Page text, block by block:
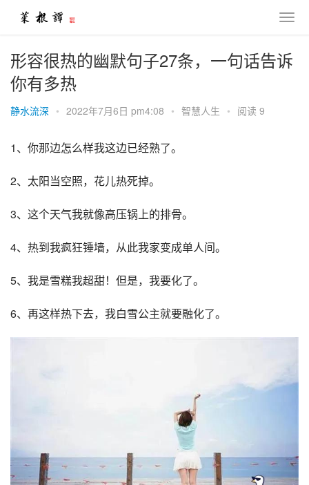
形容很热的幽默句子27条，一句话告诉
你有多热
静水流深 • 2022年7月6日 pm4:08 • 智慧人生 • 阅读 9
1、你那边怎么样我这边已经熟了。
2、太阳当空照，花儿热死掉。
3、这个天气我就像高压锅上的排骨。
4、热到我疯狂锤墙，从此我家变成单人间。
5、我是雪糕我超甜！但是，我要化了。
6、再这样热下去，我白雪公主就要融化了。